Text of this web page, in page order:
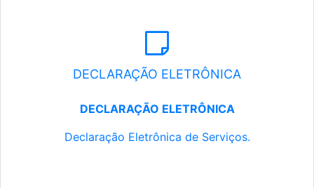
DECLARAÇÃO ELETRÔNICA
DECLARAÇÃO ELETRÔNICA
Declaração Eletrônica de Serviços.